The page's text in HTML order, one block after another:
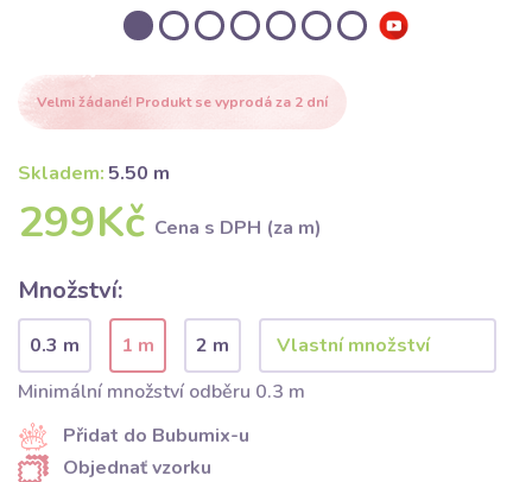
Velmi žádané! Produkt se vyprodá za 2 dní
Skladem: 5.50 m
299Kč Cena s DPH (za m)
Množství:
0.3 m 1 m
2 m
Minimální množství odběru 0.3 m
Přidat do Bubumix-u
Objednať vzorku